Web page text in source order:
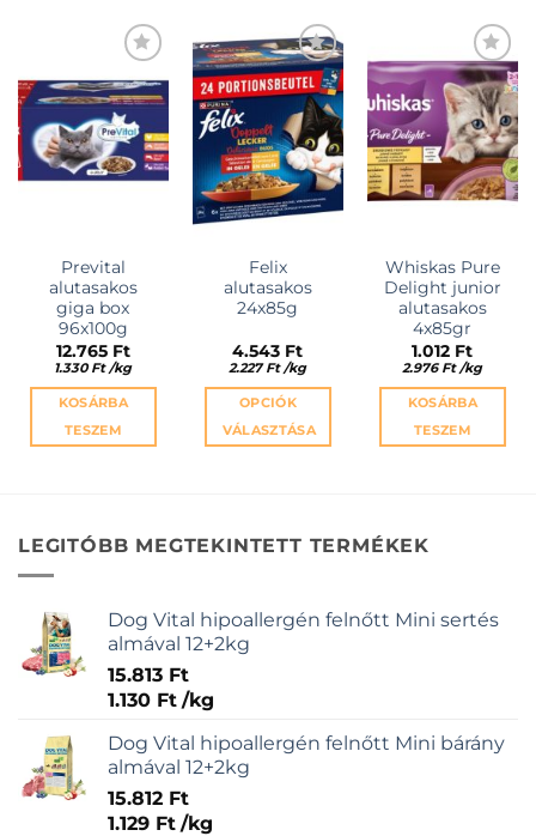
van.
változatok
a
termékoldalon
választhatók
KEDVENCEKHEZ
Prevital
alutasakos
giga box
96x100g
12.765 Ft
1.330Ft /kg
KOSÁRBA
TESZEM
KEDVENCEKHEZ
Felix
alutasakos
24x85g
4.543 Ft
2.227Ft /kg
OPCIÓK
VÁLASZTÁSA
több
variációja
változatok
ki
KEDVENCEKHEZ
Whiskas Pure
Delight junior
alutasakos
4x85gr
1.012 Ft
2.976 Ft /kg
KOSÁRBA
TESZEM
LEGITÓBB MEGTEKINTETT TERMÉKEK
Dog Vital hipoallergén felnőtt Mini sertés
almával 12+2kg
15.813 Ft
1.130 Ft /kg
Dog Vital hipoallergén felnőtt Mini bárány
almával 12+2kg
15.812 Ft
1.129 Ft /kg